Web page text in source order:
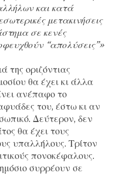
και κατά
μετακινήσεις
σε κενές
“απολύσεις”»
της οριζόντιας
θα έχει κι άλλα
ανέπαφο το
του, έστω κι αν
Δεύτερον, δεν
θα έχει τους
υπαλλήλους. Τρίτον
πονοκέφαλους.
συρρέουν σε